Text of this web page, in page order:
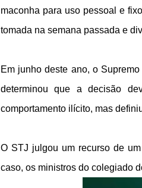
maconha para uso pessoal e
tomada na semana passada e
Em junho deste ano, o
determinou que a decisão
comportamento ilícito, mas
O STJ julgou um recurso de
caso, os ministros do colegiado